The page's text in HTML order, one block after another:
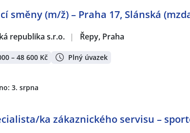
směny (m/ž) – Praha 17, Slánská
republika s.r.o. | Řepy, Praha
– 48 600 Kč Plný úvazek
3. srpna
ka zákaznického servisu –